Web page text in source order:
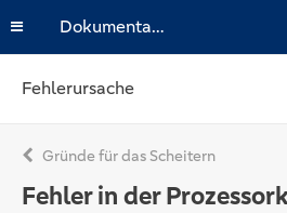
Dokumentation
Fehlerursache
Gründe für das Scheitern
Fehler in der